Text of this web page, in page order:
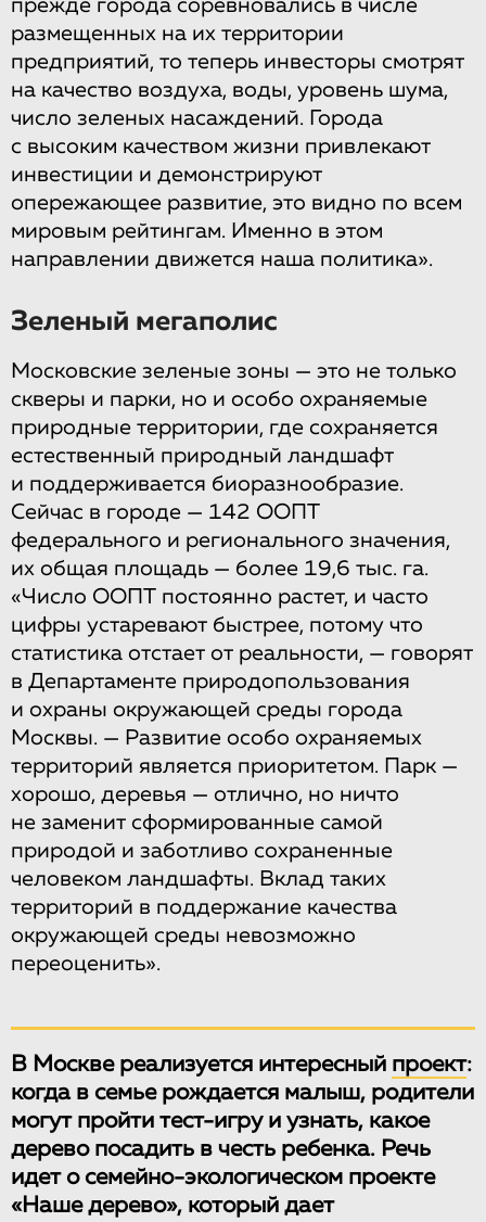
прежде города соревновались в числе
размещенных на их территории
предприятий, то теперь инвесторы смотрят
на качество воздуха, воды, уровень шума,
число зеленых насаждений. Города
с высоким качеством жизни привлекают
инвестиции и демонстрируют
опережающее развитие, это видно по всем
мировым рейтингам. Именно в этом
направлении движется наша политика».
Зеленый мегаполис
Московские зеленые зоны — это не только
скверы и парки, но и особо охраняемые
природные территории, где сохраняется
естественный природный ландшафт
и поддерживается биоразнообразие.
Сейчас в городе — 142 ООПТ
федерального и регионального значения,
их общая площадь — более 19,6 тыс. га.
«Число ООПТ постоянно растет, и часто
цифры устаревают быстрее, потому что
статистика отстает от реальности, — говорят
в Департаменте природопользования
и охраны окружающей среды города
Москвы. — Развитие особо охраняемых
территорий является приоритетом. Парк —
хорошо, деревья — отлично, но ничто
не заменит сформированные самой
природой и заботливо сохраненные
человеком ландшафты. Вклад таких
территорий в поддержание качества
окружающей среды невозможно
переоценить».
В Москве реализуется интересный проект:
когда в семье рождается малыш, родители
могут пройти тест-игру и узнать, какое
дерево посадить в честь ребенка. Речь
идет о семейно-экологическом проекте
«Наше дерево», который дает